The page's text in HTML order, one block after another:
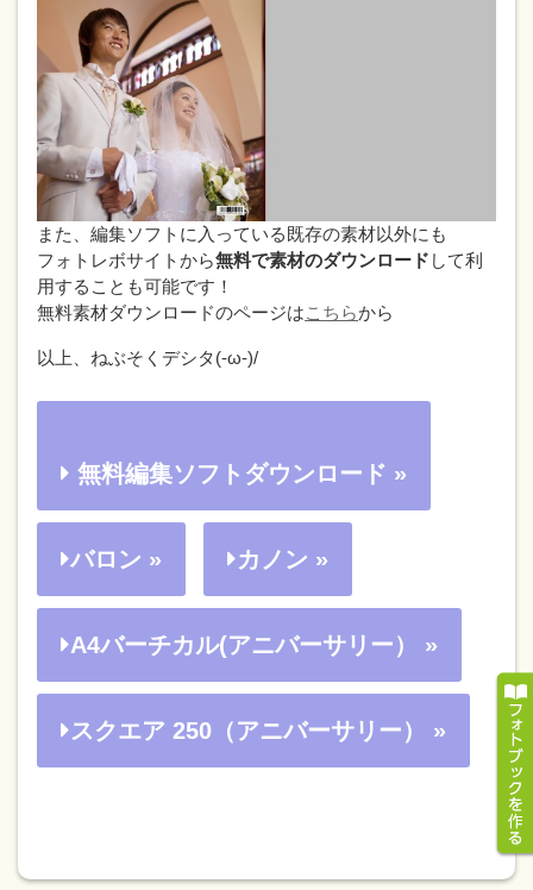
また、編集ソフトに入っている既存の素材以外にも
フォトレボサイトから無料で素材のダウンロード して利
用することも可能です！
無料素材ダウンロードのページはこちらから
以上、ねぶそくデシタ(-ω-)/
無料編集ソフトダウンロード »
バロン » カノン »
A4バーチカル(アニバーサリー） »
スクエア 250（アニバーサリー） »